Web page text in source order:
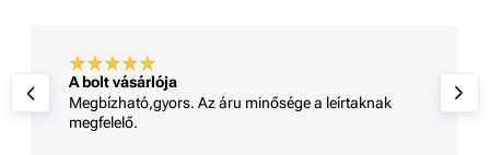
A bolt vásárlója
Megbízható,gyors. Az áru minősége a leírtaknak
megfelelő.